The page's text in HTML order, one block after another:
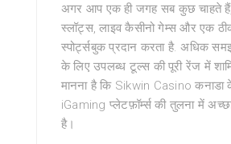
अगर आप एक ही जगह सब कुछ चाहते
स्लॉट्स, लाइव कैसीनो गेम्स और एक
स्पोर्ट्सबुक प्रदान करता है. अधिक
के लिए उपलब्ध टूल्स की पूरी रेंज में
मानना है कि Sikwin Casino कनाडा
iGaming प्लेटफ़ॉर्म्स की तुलना में
है।